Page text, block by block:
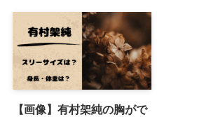
【画像】有村架純の胸がで